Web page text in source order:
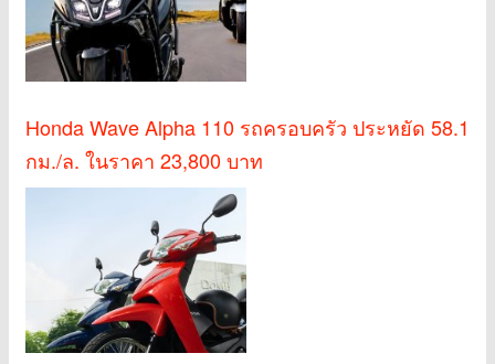
Honda Wave Alpha 110 รถครอบครัว ประหยัด 58.1
กม./ล. ในราคา 23,800 บาท